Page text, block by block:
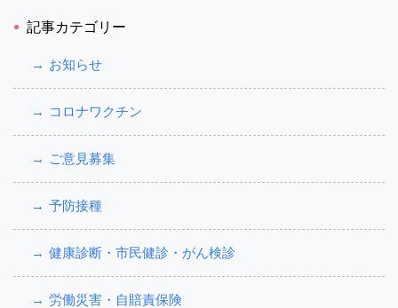
記事カテゴリー
お知らせ
コロナワクチン
ご意見募集
予防接種
健康診断・市民健診・がん検診
労働災害・自賠責保険